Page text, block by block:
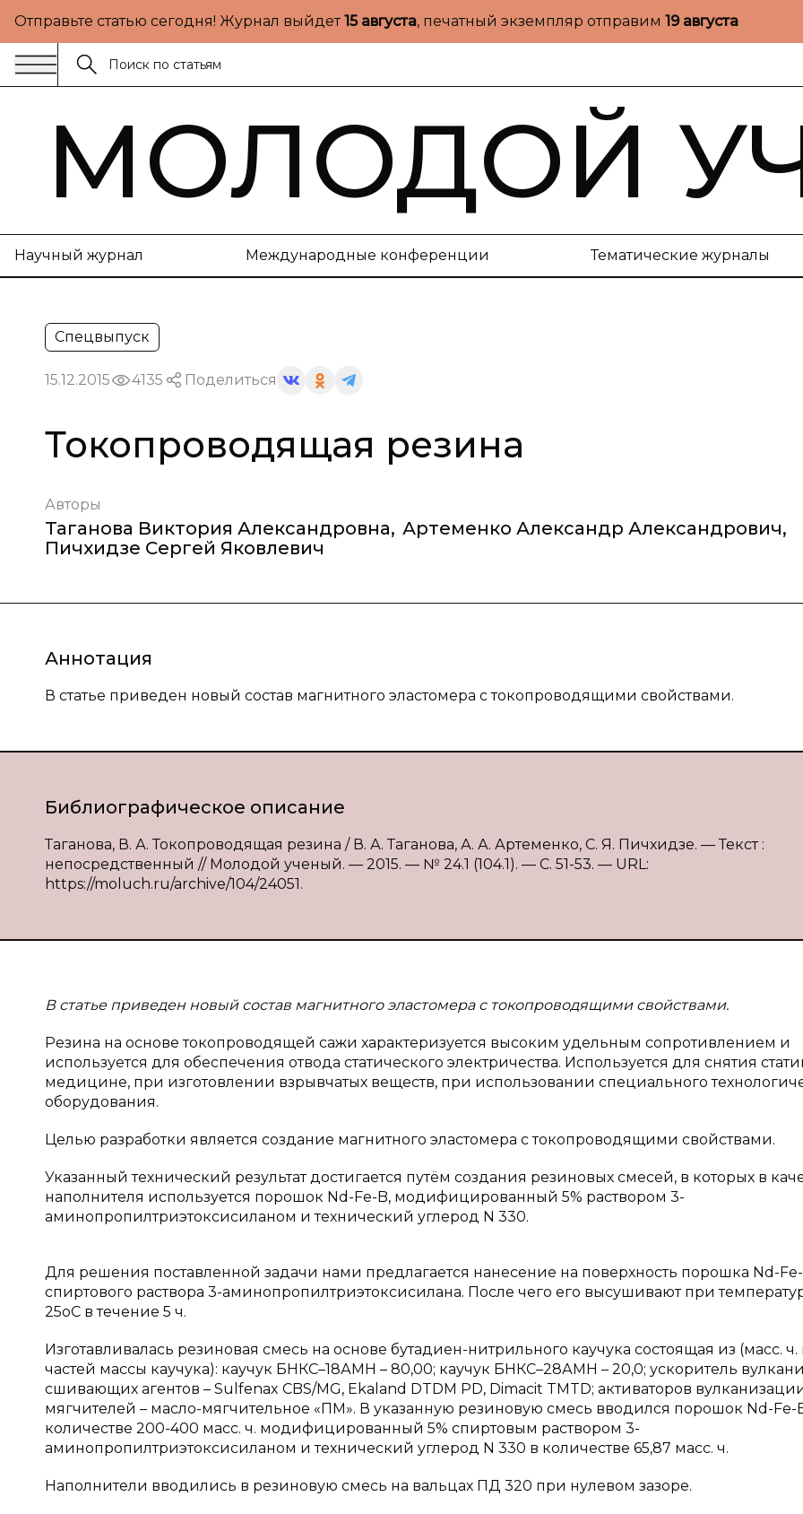
Отправьте статью сегодня! Журнал выйдет15 августа, печатный экземпляр отправим 19 августа
МОЛОДОЙ
Научный журнал Международные конференции Тематические журналы
Спецвыпуск
15.12.2015 4135 Поделиться
Токопроводящая резина
Авторы
Таганова Виктория Александровна, Артеменко Александр Александрович,
Пичхидзе Сергей Яковлевич
Аннотация
В статье приведен новый состав магнитного эластомера с токопроводящими свойствами.
Библиографическое описание
Таганова, В. А. Токопроводящая резина / В. А. Таганова, А. А. Артеменко, С. Я. Пичхидзе. — Текст :
непосредственный // Молодой ученый. — 2015. — № 24.1 (104.1). — С. 51-53. — URL:
https://moluch.ru/archive/104/24051.
В статье приведен новый состав магнитного эластомера с токопроводящими свойствами.
Резина на основе токопроводящей сажи характеризуется высоким удельным сопротивлением и
используется для обеспечения отвода статического электричества. Используется для снятия
медицине, при изготовлении взрывчатых веществ, при использовании специального
оборудования.
Целью разработки является создание магнитного эластомера с токопроводящими свойствами.
Указанный технический результат достигается путём создания резиновых смесей, в которых в
наполнителя используется порошок Nd-Fe-B, модифицированный 5% раствором 3-
аминопропилтриэтоксисиланом и технический углерод N 330.
Для решения поставленной задачи нами предлагается нанесение на поверхность порошка Nd-Fe-
спиртового раствора 3-аминопропилтриэтоксисилана. После чего его высушивают при
25oC в течение 5 ч.
Изготавливалась резиновая смесь на основе бутадиен-нитрильного каучука состоящая из (масс. ч.
частей массы каучука): каучук БНКС–18АМН – 80,00; каучук БНКС–28АМН – 20,0; ускоритель
сшивающих агентов – Sulfenax CBS/MG, Ekaland DTDM PD, Dimacit TMTD; активаторов
мягчителей – масло-мягчительное «ПМ». В указанную резиновую смесь вводился порошок Nd-Fe-
количестве 200-400 масс. ч. модифицированный 5% спиртовым раствором 3-
аминопропилтриэтоксисиланом и технический углерод N 330 в количестве 65,87 масс. ч.
Наполнители вводились в резиновую смесь на вальцах ПД 320 при нулевом зазоре.